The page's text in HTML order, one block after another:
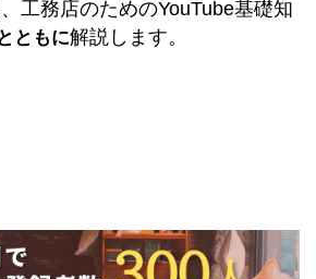
工務店のためのYouTube基礎知
ともに解説します。